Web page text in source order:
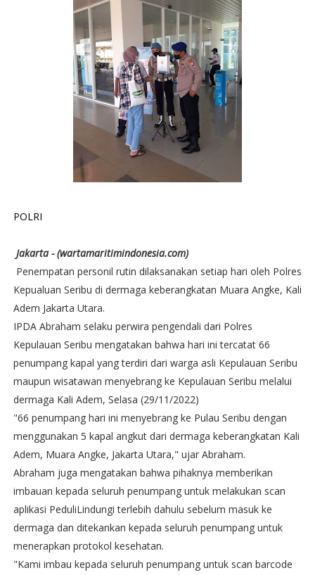
POLRI
Jakarta - (wartamaritimindonesia.com)
Penempatan personil rutin dilaksanakan setiap hari oleh Polres
Kepualuan Seribu di dermaga keberangkatan Muara Angke, Kali
Adem Jakarta Utara.
IPDA Abraham selaku perwira pengendali dari Polres
Kepulauan Seribu mengatakan bahwa hari ini tercatat 66
penumpang kapal yang terdiri dari warga asli Kepulauan Seribu
maupun wisatawan menyebrang ke Kepulauan Seribu melalui
dermaga Kali Adem, Selasa (29/11/2022)
"66 penumpang hari ini menyebrang ke Pulau Seribu dengan
menggunakan 5 kapal angkut dari dermaga keberangkatan Kali
Adem, Muara Angke, Jakarta Utara," ujar Abraham.
Abraham juga mengatakan bahwa pihaknya memberikan
imbauan kepada seluruh penumpang untuk melakukan scan
aplikasi PeduliLindungi terlebih dahulu sebelum masuk ke
dermaga dan ditekankan kepada seluruh penumpang untuk
menerapkan protokol kesehatan.
"Kami imbau kepada seluruh penumpang untuk scan barcode